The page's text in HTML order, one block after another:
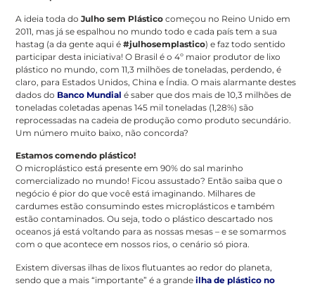
A ideia toda doJulho sem Plástico começou no Reino Unido em
2011, mas já se espalhou no mundo todo e cada país tem a sua
hastag (a da gente aqui é#julhosemplastico) e faz todo sentido
participar desta iniciativa! O Brasil é o 4º maior produtor de lixo
plástico no mundo, com 11,3 milhões de toneladas, perdendo, é
claro, para Estados Unidos, China e Índia. O mais alarmante destes
dados do Banco Mundial é saber que dos mais de 10,3 milhões de
toneladas coletadas apenas 145 mil toneladas (1,28%) são
reprocessadas na cadeia de produção como produto secundário.
Um número muito baixo, não concorda?
Estamos comendo plástico!
O microplástico está presente em 90% do sal marinho
comercializado no mundo! Ficou assustado? Então saiba que o
negócio é pior do que você está imaginando. Milhares de
cardumes estão consumindo estes microplásticos e também
estão contaminados. Ou seja, todo o plástico descartado nos
oceanos já está voltando para as nossas mesas – e se somarmos
com o que acontece em nossos rios, o cenário só piora.
Existem diversas ilhas de lixos flutuantes ao redor do planeta,
sendo que a mais “importante” é a grande ilha de plástico no